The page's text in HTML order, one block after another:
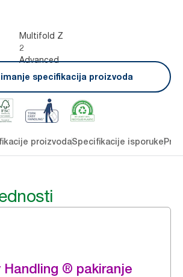
Multifold Z
2
Advanced
specifikacija proizvoda
proizvodaSpecifikacije isporuke
Handling ® pakiranje